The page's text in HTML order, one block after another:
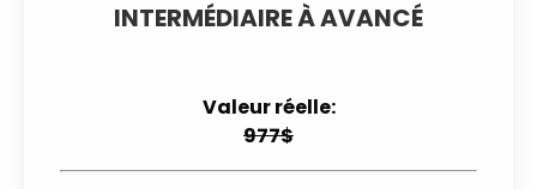
INTERMÉDIAIRE À AVANCÉ
Valeur réelle:
977$